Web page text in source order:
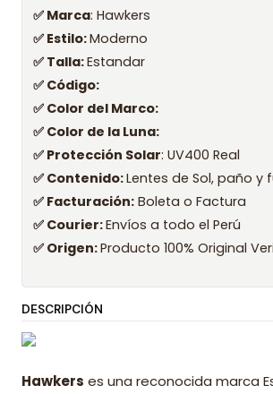
✅ Marca: Hawkers
✅ Estilo:Moderno
✅ Talla:Estandar
✅ Código:
✅ Color del Marco:
✅ Color de la Luna:
✅ Protección Solar: UV400 Real
✅ Contenido:Lentes de Sol, paño y
✅ Facturación: Boleta o Factura
✅ Courier:Envíos a todo el Perú
✅ Origen:Producto 100% Original
DESCRIPCIÓN
Hawkers es una reconocida marca